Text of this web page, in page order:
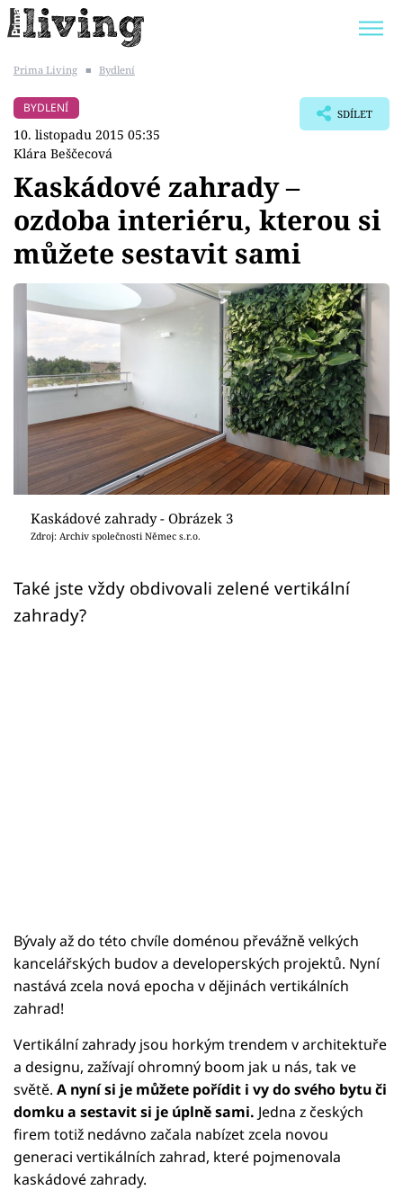
BYDLENÍ SLAVNÝCH
Témata
Bydlení
Zahrada
Design
Sledujte prima+
Přihlášení
Sledujte nás
Prima Living ■ Bydlení
BYDLENÍ
10. listopadu 2015 05:35
Klára Beščecová
SDÍLET
Kaskádové zahrady –
ozdoba interiéru, kterou si
můžete sestavit sami
Kaskádové zahrady - Obrázek 3
Zdroj: Archiv společnosti Němec s.r.o.
Také jste vždy obdivovali zelené vertikální
zahrady?
Bývaly až do této chvíle doménou převážně velkých
kancelářských budov a developerských projektů. Nyní
nastává zcela nová epocha v dějinách vertikálních
zahrad!
Vertikální zahrady jsou horkým trendem v architektuře
a designu, zažívají ohromný boom jak u nás, tak ve
světě. A nyní si je můžete pořídit i vy do svého bytu či
domku a sestavit si je úplně sami. Jedna z českých
firem totiž nedávno začala nabízet zcela novou
generaci vertikálních zahrad, které pojmenovala
kaskádové zahrady.